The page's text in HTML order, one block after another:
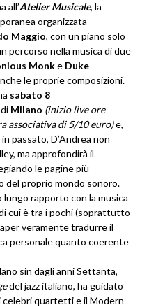
all’Atelier Musicale, la
organizzata
Maggio, con un piano solo
percorso nella musica di due
Monke Duke
le proprie composizioni.
sabato 8
di Milano (inizio live ore
associativa di 5/10 euro)e,
passato, D’Andrea non
ma approfondirà il
le pagine più
del proprio mondo sonoro.
lungo rapporto con la musica
cui è tra i pochi (soprattutto
veramente tradurre il
personale quanto coerente
sin dagli anni Settanta,
del jazz italiano, ha guidato
celebri quartetti e il Modern